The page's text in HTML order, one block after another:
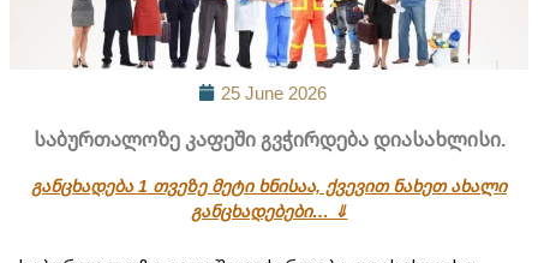
25 June 2026
საბურთალოზე კაფეში გვჭირდება დიასახლისი.
განცხადება 1 თვეზე მეტი ხნისაა, ქვევით ნახეთ ახალი
განცხადებები… ⇓